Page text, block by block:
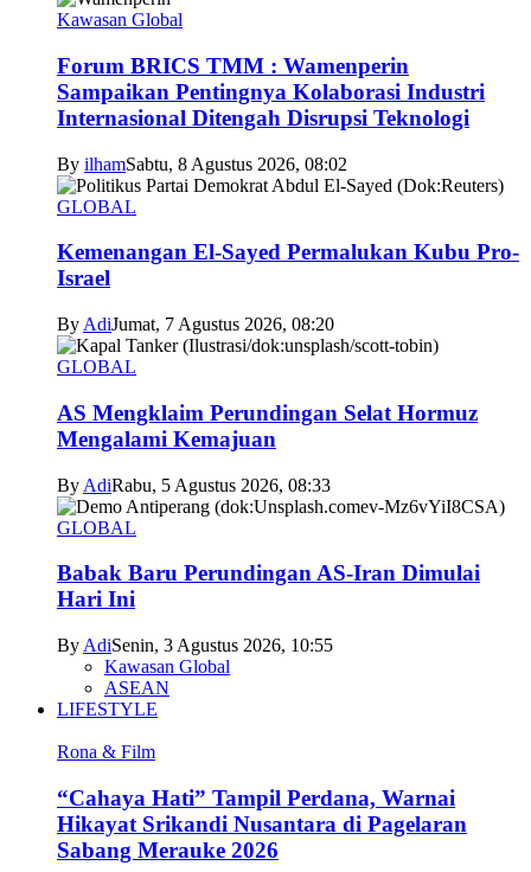
Kawasan Global
Forum BRICS TMM : Wamenperin
Sampaikan Pentingnya Kolaborasi Industri
Internasional Ditengah Disrupsi Teknologi
By ilhamSabtu, 8 Agustus 2026, 08:02
GLOBAL
Kemenangan El-Sayed Permalukan Kubu Pro-
Israel
By AdiJumat, 7 Agustus 2026, 08:20
GLOBAL
AS Mengklaim Perundingan Selat Hormuz
Mengalami Kemajuan
By AdiRabu, 5 Agustus 2026, 08:33
GLOBAL
Babak Baru Perundingan AS-Iran Dimulai
Hari Ini
By AdiSenin, 3 Agustus 2026, 10:55
Kawasan Global
ASEAN
LIFESTYLE
Rona & Film
“Cahaya Hati” Tampil Perdana, Warnai
Hikayat Srikandi Nusantara di Pagelaran
Sabang Merauke 2026